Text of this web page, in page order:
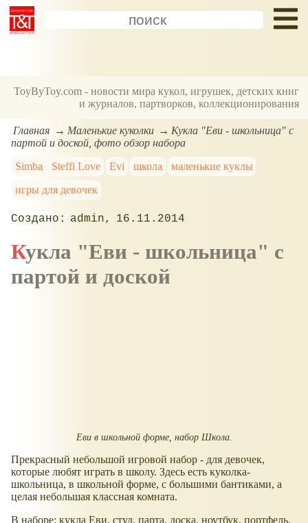
ToyByToy.com - новости мира кукол, игрушек, детских книг
и журналов, партворков, коллекционирования
Главная Маленькие куколки
Кукла "Еви - школьница" с
партой и доской, фото обзор набора
Simba
Steffi Love Evi школа
маленькие куклы
игры для девочек
admin 16.11.2014
Кукла "Еви - школьница" с
партой и доской
Еви в школьной форме, набор Школа.
Прекрасный небольшой игровой набор - для девочек,
которые любят играть в школу. Здесь есть куколка-
школьница, в школьной форме, с большими бантиками, а
целая небольшая классная комната.
В наборе: кукла Еви, стул, парта, доска, ноутбук, портфель,